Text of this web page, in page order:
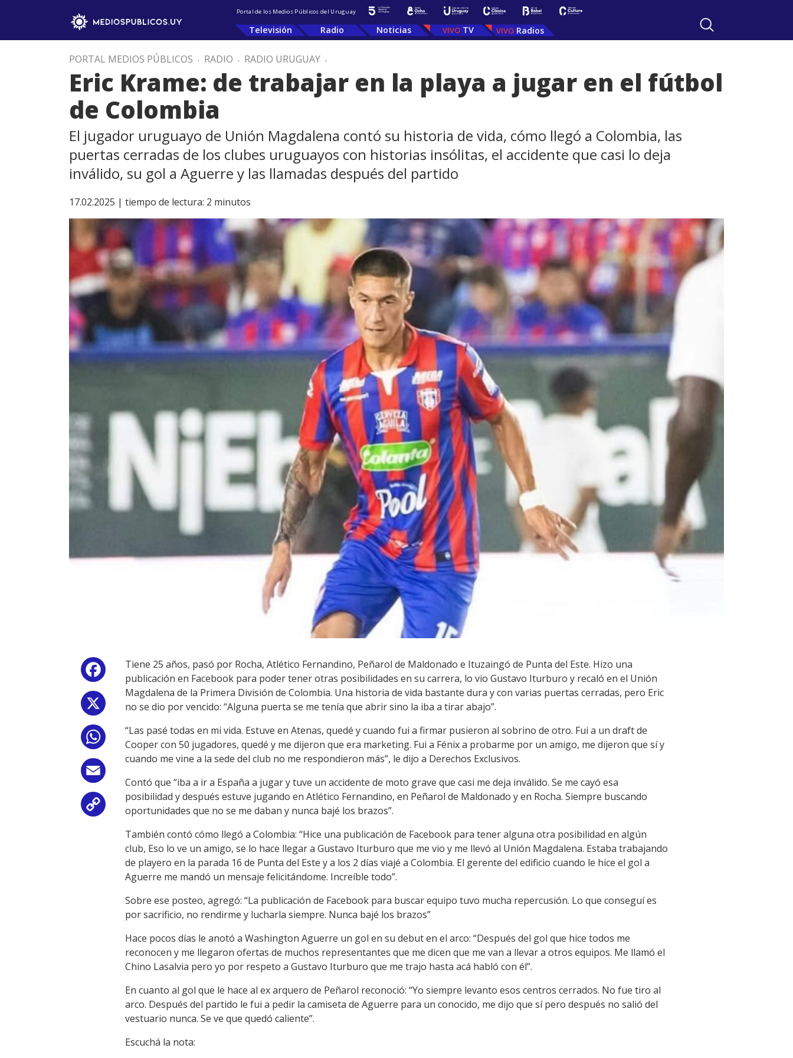
Portal de los Medios Públicos del Uruguay
Televisión Radio Noticias TV Radios
PORTAL MEDIOS PÚBLICOS . RADIO . RADIO URUGUAY .
Eric Krame: de trabajar en la playa a jugar en el fútbol
de Colombia
El jugador uruguayo de Unión Magdalena contó su historia de vida, cómo llegó a Colombia, las
puertas cerradas de los clubes uruguayos con historias insólitas, el accidente que casi lo deja
inválido, su gol a Aguerre y las llamadas después del partido
17.02.2025 | tiempo de lectura: 2 minutos
Facebook
WhatsApp
Copy
Link
Tiene 25 años, pasó por Rocha, Atlético Fernandino, Peñarol de Maldonado e Ituzaingó de Punta del Este. Hizo una
publicación en Facebook para poder tener otras posibilidades en su carrera, lo vio Gustavo Iturburo y recaló en el Unión
Magdalena de la Primera División de Colombia. Una historia de vida bastante dura y con varias puertas cerradas, pero Eric
no se dio por vencido: “Alguna puerta se me tenía que abrir sino la iba a tirar abajo”.
“Las pasé todas en mi vida. Estuve en Atenas, quedé y cuando fui a firmar pusieron al sobrino de otro. Fui a un draft de
Cooper con 50 jugadores, quedé y me dijeron que era marketing. Fui a Fénix a probarme por un amigo, me dijeron que sí y
cuando me vine a la sede del club no me respondieron más”, le dijo a Derechos Exclusivos.
Contó que “iba a ir a España a jugar y tuve un accidente de moto grave que casi me deja inválido. Se me cayó esa
posibilidad y después estuve jugando en Atlético Fernandino, en Peñarol de Maldonado y en Rocha. Siempre buscando
oportunidades que no se me daban y nunca bajé los brazos”.
También contó cómo llegó a Colombia: “Hice una publicación de Facebook para tener alguna otra posibilidad en algún
club, Eso lo ve un amigo, se lo hace llegar a Gustavo Iturburo que me vio y me llevó al Unión Magdalena. Estaba trabajando
de playero en la parada 16 de Punta del Este y a los 2 días viajé a Colombia. El gerente del edificio cuando le hice el gol a
Aguerre me mandó un mensaje felicitándome. Increíble todo”.
Sobre ese posteo, agregó: “La publicación de Facebook para buscar equipo tuvo mucha repercusión. Lo que conseguí es
por sacrificio, no rendirme y lucharla siempre. Nunca bajé los brazos”
Hace pocos días le anotó a Washington Aguerre un gol en su debut en el arco: “Después del gol que hice todos me
reconocen y me llegaron ofertas de muchos representantes que me dicen que me van a llevar a otros equipos. Me llamó el
Chino Lasalvia pero yo por respeto a Gustavo Iturburo que me trajo hasta acá habló con él”.
En cuanto al gol que le hace al ex arquero de Peñarol reconoció: “Yo siempre levanto esos centros cerrados. No fue tiro al
arco. Después del partido le fui a pedir la camiseta de Aguerre para un conocido, me dijo que sí pero después no salió del
vestuario nunca. Se ve que quedó caliente”.
Escuchá la nota: